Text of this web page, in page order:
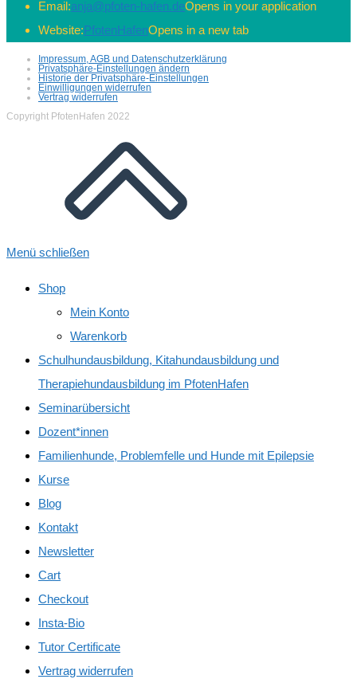
Email:anja@pfoten-hafen.deOpens in your application
Website:PfotenHafenOpens in a new tab
Impressum, AGB und Datenschutzerklärung
Privatsphäre-Einstellungen ändern
Historie der Privatsphäre-Einstellungen
Einwilligungen widerrufen
Vertrag widerrufen
Copyright PfotenHafen 2022
Menü schließen
Shop
Mein Konto
Warenkorb
Schulhundausbildung, Kitahundausbildung und
Therapiehundausbildung im PfotenHafen
Seminarübersicht
Dozent*innen
Familienhunde, Problemfelle und Hunde mit Epilepsie
Kurse
Blog
Kontakt
Newsletter
Cart
Checkout
Insta-Bio
Tutor Certificate
Vertrag widerrufen